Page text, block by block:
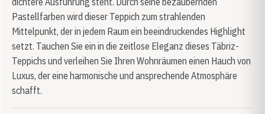
Pastellfarben wird dieser Teppich zum strahlenden
Mittelpunkt, der in jedem Raum ein beeindruckendes Highlight
setzt. Tauchen Sie ein in die zeitlose Eleganz dieses Täbriz-
Teppichs und verleihen Sie Ihren Wohnräumen einen Hauch von
Luxus, der eine harmonische und ansprechende Atmosphäre
schafft.